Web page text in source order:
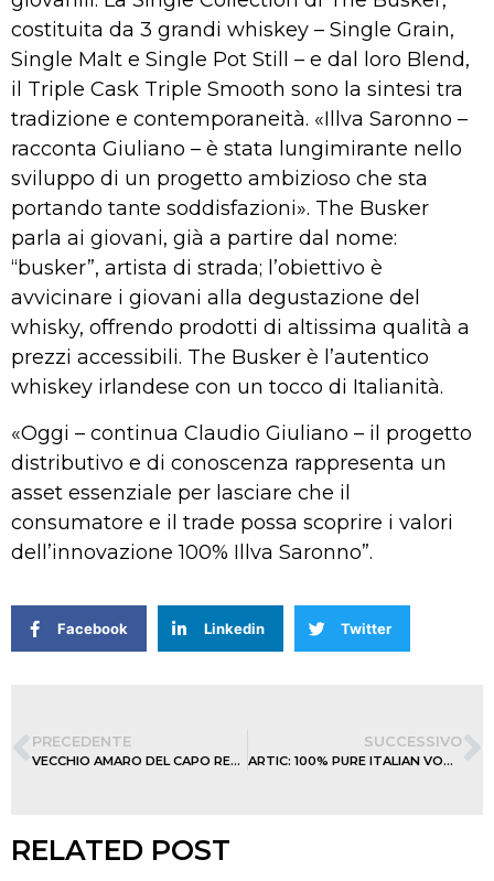
costituita da 3 grandi whiskey – Single Grain,
Single Malt e Single Pot Still – e dal loro Blend,
il Triple Cask Triple Smooth sono la sintesi tra
tradizione e contemporaneità. «Illva Saronno –
racconta Giuliano – è stata lungimirante nello
sviluppo di un progetto ambizioso che sta
portando tante soddisfazioni». The Busker
parla ai giovani, già a partire dal nome:
“busker”, artista di strada; l’obiettivo è
avvicinare i giovani alla degustazione del
whisky, offrendo prodotti di altissima qualità a
prezzi accessibili. The Busker è l’autentico
whiskey irlandese con un tocco di Italianità.
«Oggi – continua Claudio Giuliano – il progetto
distributivo e di conoscenza rappresenta un
asset essenziale per lasciare che il
consumatore e il trade possa scoprire i valori
dell’innovazione 100% Illva Saronno”.
Facebook Linkedin Twitter
PRECEDENTE
VECCHIO AMARO DEL CAPO RED HOT EDITION
SUCCESSIVO
ARTIC: 100% PURE ITALIAN VODKA
RELATED POST